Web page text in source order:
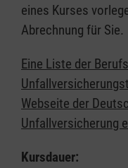
eines Kurses
Abrechnung für Sie.
Eine Liste der
Webseite der
Unfallversicherung
Kursdauer: